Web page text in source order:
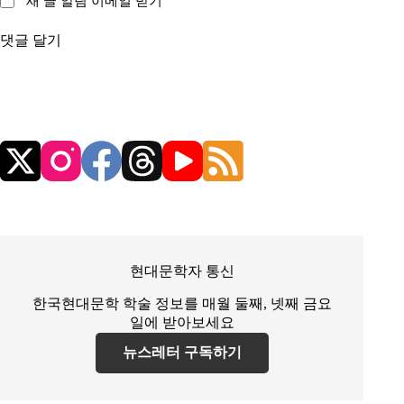
댓글 달기
현대문학자 통신
한국현대문학 학술 정보를 매월 둘째, 넷째 금요
일에 받아보세요
뉴스레터 구독하기